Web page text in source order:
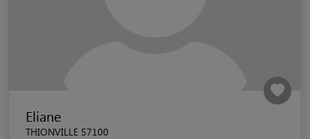
Eliane
THIONVILLE 57100